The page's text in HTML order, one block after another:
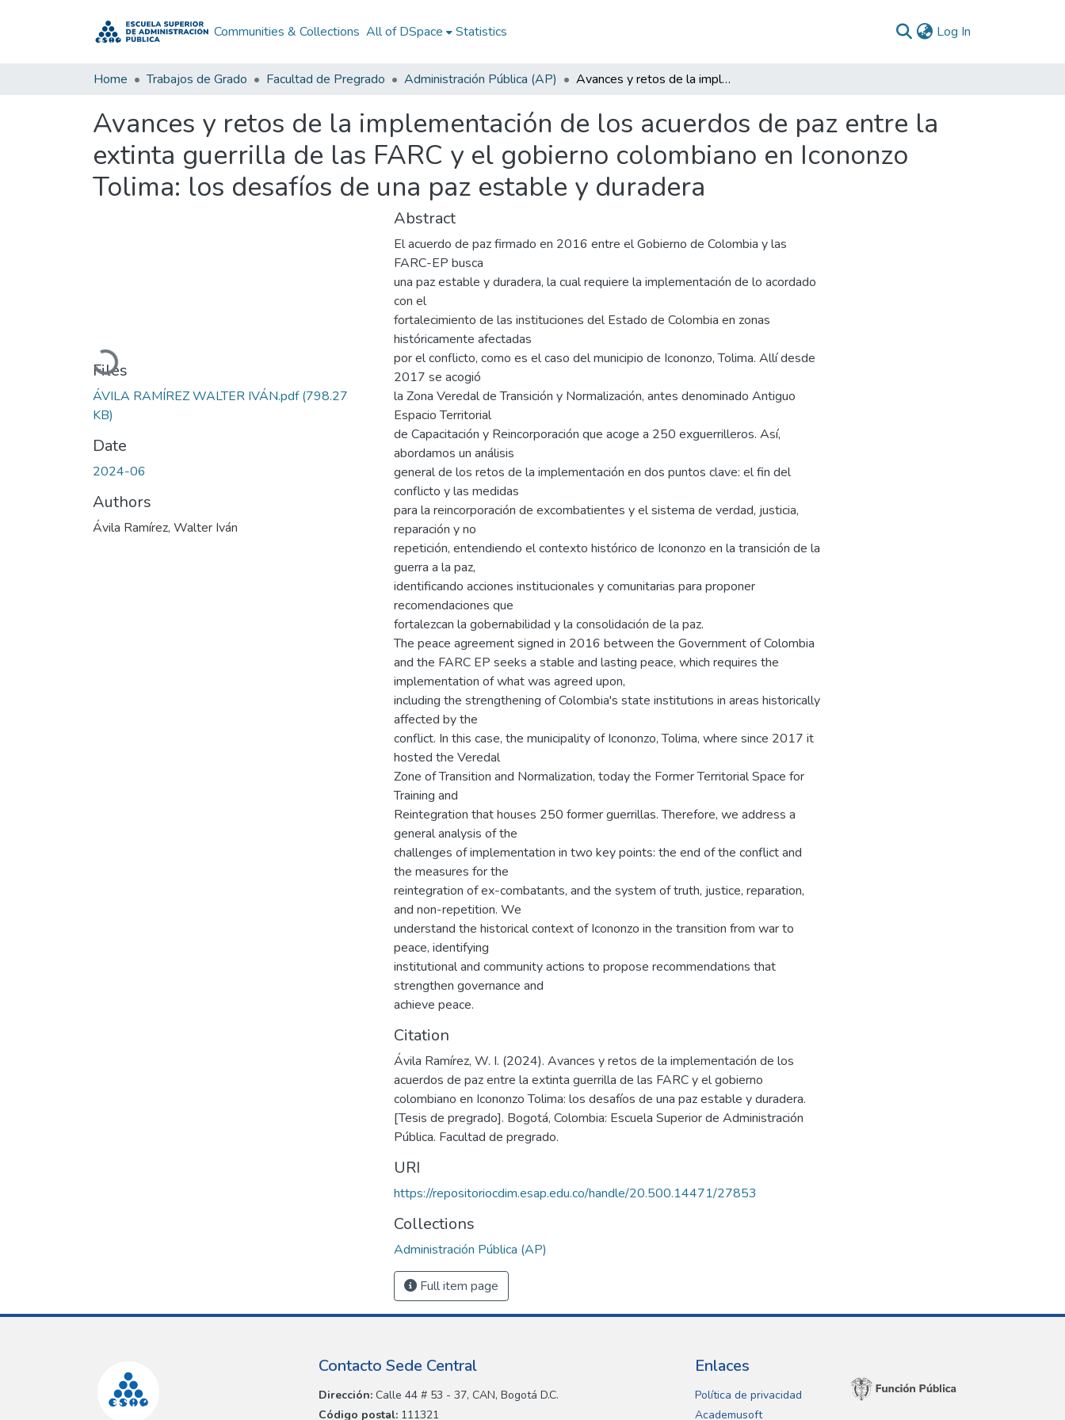
Communities & Collections All of DSpace Statistics Log In
Home Trabajos de Grado Facultad de Pregrado Administración Pública (AP) Avances y retos de la implementación de los acuerdos de paz entre la extinta guerrilla de las FARC y el gobierno colombiano en Icononzo Tolima: los desafíos de una paz estable y duradera
Avances y retos de la implementación de los acuerdos de paz entre la
extinta guerrilla de las FARC y el gobierno colombiano en Icononzo
Tolima: los desafíos de una paz estable y duradera
Loading...
Files
ÁVILA RAMÍREZ WALTER IVÁN.pdf(798.27
KB)
Date
2024-06
Authors
Ávila Ramírez, Walter Iván
Abstract
El acuerdo de paz firmado en 2016 entre el Gobierno de Colombia y las
FARC-EP busca
una paz estable y duradera, la cual requiere la implementación de lo acordado
con el
fortalecimiento de las instituciones del Estado de Colombia en zonas
históricamente afectadas
por el conflicto, como es el caso del municipio de Icononzo, Tolima. Allí desde
2017 se acogió
la Zona Veredal de Transición y Normalización, antes denominado Antiguo
Espacio Territorial
de Capacitación y Reincorporación que acoge a 250 exguerrilleros. Así,
abordamos un análisis
general de los retos de la implementación en dos puntos clave: el fin del
conflicto y las medidas
para la reincorporación de excombatientes y el sistema de verdad, justicia,
reparación y no
repetición, entendiendo el contexto histórico de Icononzo en la transición de la
guerra a la paz,
identificando acciones institucionales y comunitarias para proponer
recomendaciones que
fortalezcan la gobernabilidad y la consolidación de la paz.
The peace agreement signed in 2016 between the Government of Colombia
and the FARC EP seeks a stable and lasting peace, which requires the
implementation of what was agreed upon,
including the strengthening of Colombia's state institutions in areas historically
affected by the
conflict. In this case, the municipality of Icononzo, Tolima, where since 2017 it
hosted the Veredal
Zone of Transition and Normalization, today the Former Territorial Space for
Training and
Reintegration that houses 250 former guerrillas. Therefore, we address a
general analysis of the
challenges of implementation in two key points: the end of the conflict and
the measures for the
reintegration of ex-combatants, and the system of truth, justice, reparation,
and non-repetition. We
understand the historical context of Icononzo in the transition from war to
peace, identifying
institutional and community actions to propose recommendations that
strengthen governance and
achieve peace.
Citation
Ávila Ramírez, W. I. (2024). Avances y retos de la implementación de los
acuerdos de paz entre la extinta guerrilla de las FARC y el gobierno
colombiano en Icononzo Tolima: los desafíos de una paz estable y duradera.
[Tesis de pregrado]. Bogotá, Colombia: Escuela Superior de Administración
Pública. Facultad de pregrado.
URI
https://repositoriocdim.esap.edu.co/handle/20.500.14471/27853
Collections
Administración Pública (AP)
Full item page
Contacto Sede Central
Dirección: Calle 44 # 53 - 37, CAN, Bogotá D.C.
Código postal: 111321
Enlaces
Política de privacidad
Academusoft